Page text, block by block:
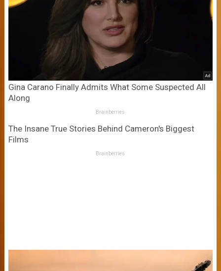
Gina Carano Finally Admits What Some Suspected All
Along
Brainberries
The Insane True Stories Behind Cameron's Biggest
Films
Brainberries